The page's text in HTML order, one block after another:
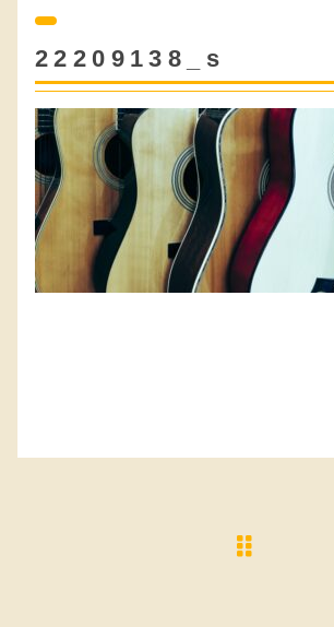
22209138_s